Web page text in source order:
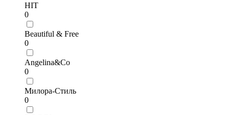
HIT
0
Beautiful & Free
0
Angelina&Co
0
Милора-Стиль
0